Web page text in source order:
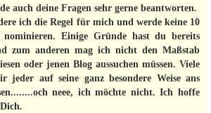
auch deine Fragen sehr gerne beantworten.
ich die Regel für mich und werde keine 10
nominieren. Einige Gründe hast du bereits
zum anderen mag ich nicht den Maßstab
oder jenen Blog aussuchen müssen. Viele
jeder auf seine ganz besondere Weise ans
neee, ich möchte nicht. Ich hoffe